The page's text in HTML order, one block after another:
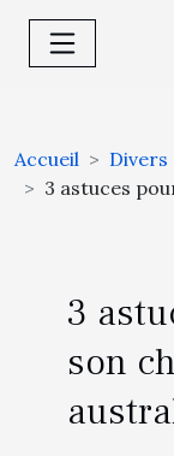
Accueil
Divers
3 astuces
3
son